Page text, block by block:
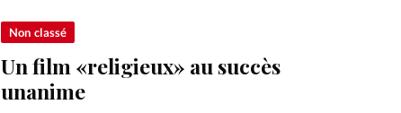
Non classé
Un film «religieux» au succès
unanime